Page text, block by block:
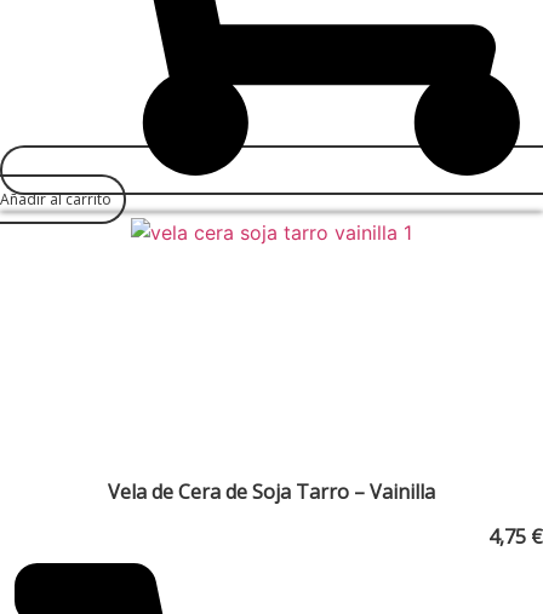
Añadir al carrito
Vela de Cera de Soja Tarro – Vainilla
4,75 €